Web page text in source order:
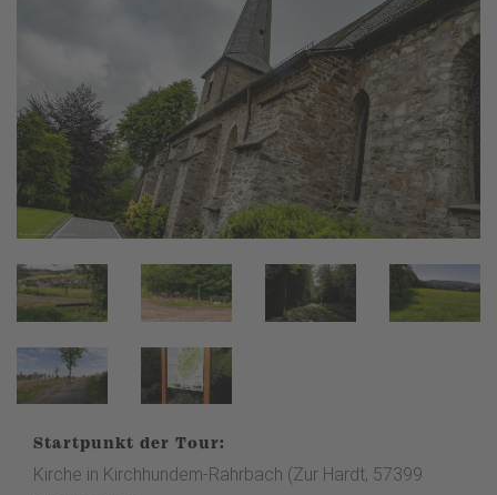
Startpunkt der Tour:
Kirche in Kirchhundem-Rahrbach (Zur Hardt, 57399